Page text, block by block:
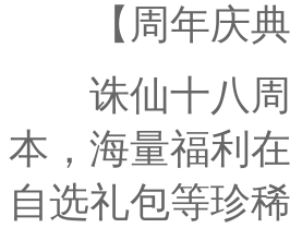
【周年庆典
诛仙十八周
本，海量福利
自选礼包等珍